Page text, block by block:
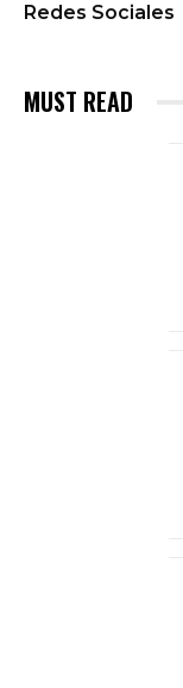
Redes Sociales
MUST READ